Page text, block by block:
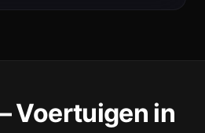
Voertuigen in